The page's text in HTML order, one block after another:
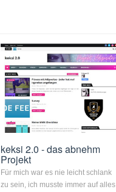
keksi 2.0 - das abnehm
Projekt
Für mich war es nie leicht schlank
zu sein, ich musste immer auf alles